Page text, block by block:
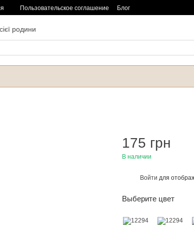
Пользовательское соглашение Блог
родини
175 грн
В наличии
Войти для
Выберите цвет